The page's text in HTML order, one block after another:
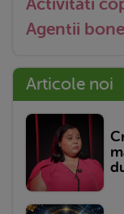
Agentii bone
Articole noi